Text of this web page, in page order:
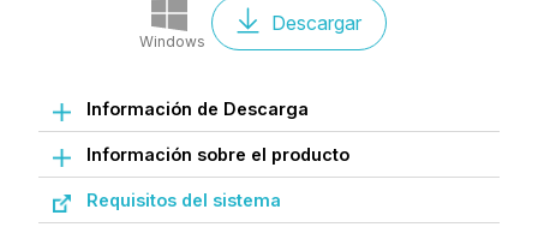
Windows
Descargar
Información de Descarga
Información sobre el producto
Requisitos del sistema